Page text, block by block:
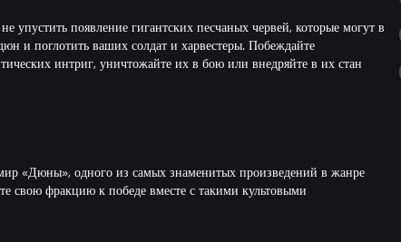
упустить появление гигантских песчаных червей, которые могут в
и поглотить ваших солдат и харвестеры. Побеждайте
интриг, уничтожайте их в бою или внедряйте в их стан
«Дюны», одного из самых знаменитых произведений в жанре
свою фракцию к победе вместе с такими культовыми
рассчитывайте на легкую победу: препятствием вам станут не